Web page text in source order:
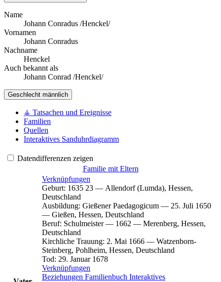
Name
Johann Conradus /Henckel/
Vornamen
Johann Conradus
Nachname
Henckel
Auch bekannt als
Johann Conrad /Henckel/
Geschlecht männlich
⚶ Tatsachen und Ereignisse
Familien
Quellen
Interaktives Sanduhrdiagramm
Datendifferenzen zeigen
Familie mit Eltern
Verknüpfungen
Geburt: 1635 23 — Allendorf (Lumda), Hessen,
Deutschland
Ausbildung: Gießener Paedagogicum — 25. Juli 1650
— Gießen, Hessen, Deutschland
Beruf: Schulmeister— 1662 — Merenberg, Hessen,
Deutschland
Kirchliche Trauung: 2. Mai 1666 — Watzenborn-
Steinberg, Pohlheim, Hessen, Deutschland
Tod: 29. Januar 1678
Verknüpfungen
Beziehungen Familienbuch Interaktives